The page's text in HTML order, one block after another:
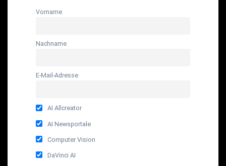
Vorname
Nachname
E-Mail-Adresse
AI Allcreator
AI Newsportale
Computer Vision
DaVinci AI